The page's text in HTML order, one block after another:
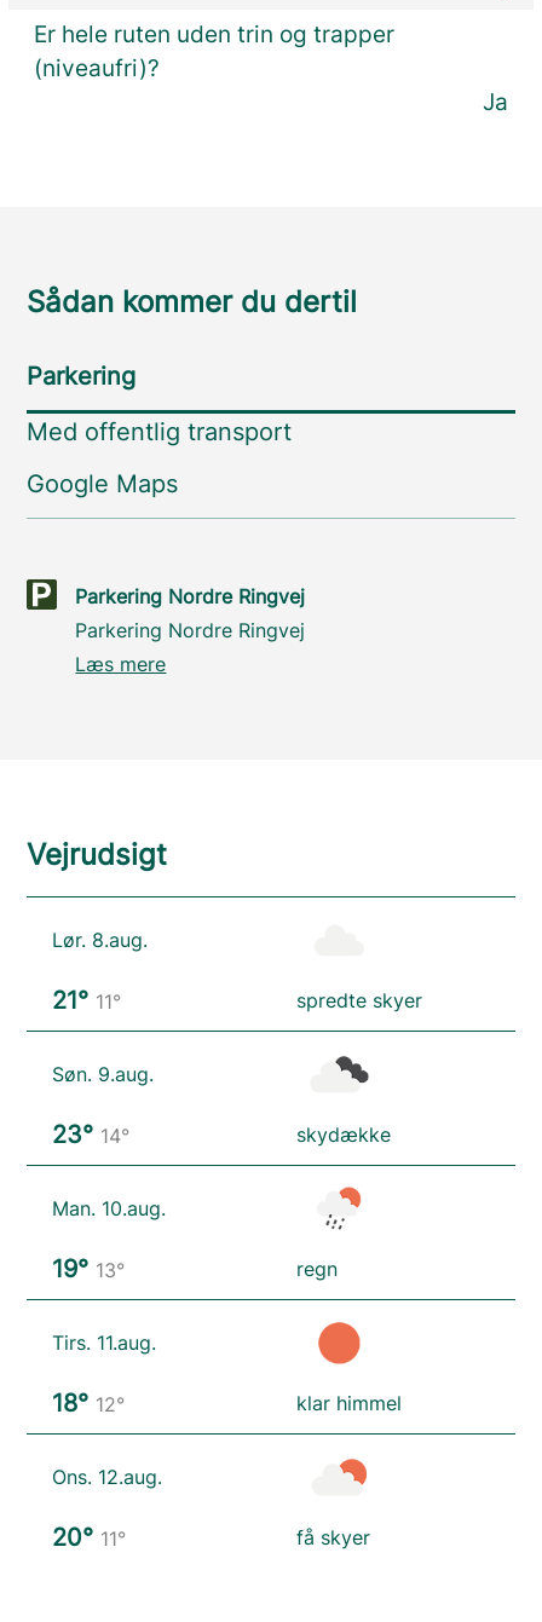
Er hele ruten uden trin og trapper
(niveaufri)?
Ja
Sådan kommer du dertil
Parkering
Med offentlig transport
Google Maps
Parkering Nordre Ringvej
Parkering Nordre Ringvej
Læs mere
Vejrudsigt
Lør. 8.aug.
21° 11° spredte skyer
Søn. 9.aug.
23° 14° skydække
Man. 10.aug.
19° 13° regn
Tirs. 11.aug.
18° 12° klar himmel
Ons. 12.aug.
20° 11° få skyer